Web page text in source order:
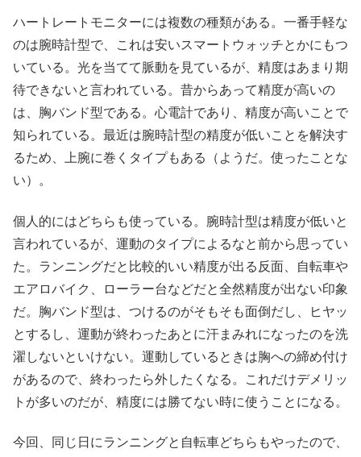
ハートレートモニターには複数の種類がある。一番手軽な
のは腕時計型で、これは安いスマートウォッチとかにもつ
いている。光を当てて脈動を見ているが、精度はあまり期
待できないと言われている。昔からあって精度が高いの
は、胸バンド型である。心電計であり、精度が高いことで
知られている。最近は腕時計型の精度が低いことを解決す
るため、上腕に巻くタイプもある（ようだ。使ったことな
い）。
個人的にはどちらも使っている。腕時計型は精度が低いと
言われているが、運動のタイプによるなと前から思ってい
た。ランニングだと比較的いい精度が出る反面、自転車や
エアロバイク、ローラー台などだと全然精度が出ない印象
だ。胸バンド型は、つけるのがそもそも面倒だし、ヒヤッ
とするし、運動が終わったあとに汗まみれになったのを洗
濯しないといけない。運動しているときは胸への締め付け
があるので、終わったら外したくなる。これだけデメリッ
トが多いのだが、精度には勝てない時に使うことになる。
今回、同じ日にランニングと自転車どちらもやったので、